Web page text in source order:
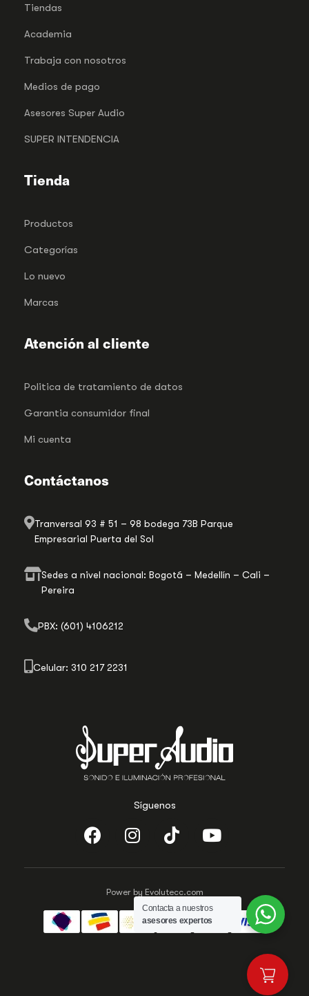
Síguenos
Tiendas
Academia
Trabaja con nosotros
Medios de pago
Asesores Super Audio
SUPER INTENDENCIA
Tienda
Productos
Categorías
Lo nuevo
Marcas
Atención al cliente
Politica de tratamiento de datos
Garantia consumidor final
Mi cuenta
Contáctanos
Tranversal 93 # 51 – 98 bodega 73B Parque
Empresarial Puerta del Sol
Sedes a nivel nacional: Bogotá – Medellín – Cali –
Pereira
PBX: (601) 4106212
Celular: 310 217 2231
Power by Evolutecc.com
Contacta a nuestros
asesores expertos